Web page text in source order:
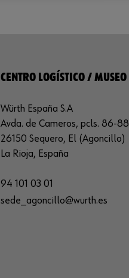
CENTRO LOGÍSTICO / MUSEO
Würth España S.A
Avda. de Cameros, pcls. 86-88
26150 Sequero, El (Agoncillo)
La Rioja, España
94 101 03 01
sede_agoncillo@wurth.es